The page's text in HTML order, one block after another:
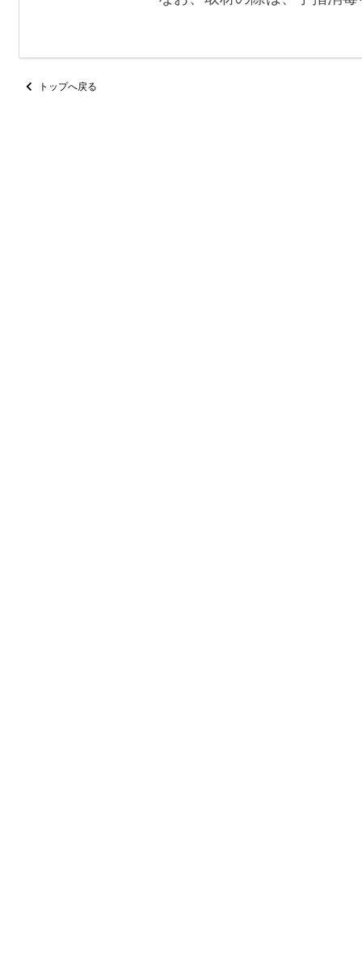
トップへ戻る